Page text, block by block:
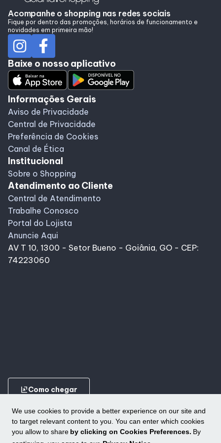
We use cookies to provide a better experience on our site and
to target relevant content to you. You can enter which cookies
you allow to share by clicking on Cookies Preferences. By
Programa de Benefícios
Acompanhe o shopping nas redes sociais
Fique por dentro das promoções, horários de funcionamento e
novidades em primeira mão!
Baixe o nosso aplicativo
Informações Gerais
Aviso de Privacidade
Central de Privacidade
Preferência de Cookies
Canal de Ética
Institucional
Sobre o Shopping
Atendimento ao Cliente
Central de Atendimento
Trabalhe Conosco
Portal do Lojista
Anuncie Aqui
AV T 10, 1300 - Setor Bueno - Goiânia, GO - CEP:
74223060
ungroupComo chegar